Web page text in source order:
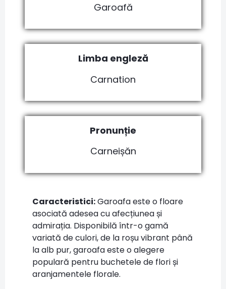
Garoafă
Limba engleză
Carnation
Pronunție
Carneișăn
Caracteristici:Garoafa este o floare
asociată adesea cu afecțiunea și
admirația. Disponibilă într-o gamă
variată de culori, de la roșu vibrant până
la alb pur, garoafa este o alegere
populară pentru buchetele de flori și
aranjamentele florale.